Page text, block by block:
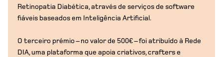
Retinopatia Diabética, através de serviços de software
fiáveis baseados em Inteligência Artificial.
O terceiro prémio – no valor de 500€ – foi atribuído à Rede
DIA, uma plataforma que apoia criativos, crafters e